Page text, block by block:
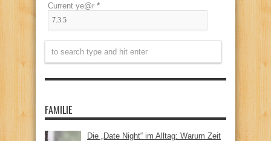
Current ye@r *
FAMILIE
Die „Date Night“ im Alltag: Warum Zeit